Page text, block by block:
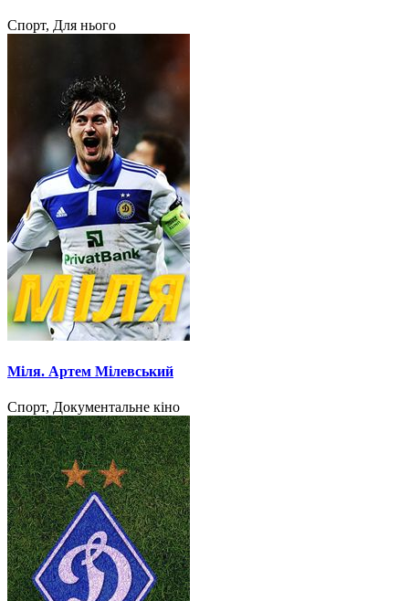
Спорт, Для нього
Міля. Артем Мілевський
Спорт, Документальне кіно